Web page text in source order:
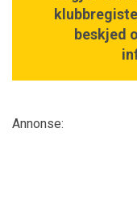
beskjed
Annonse: